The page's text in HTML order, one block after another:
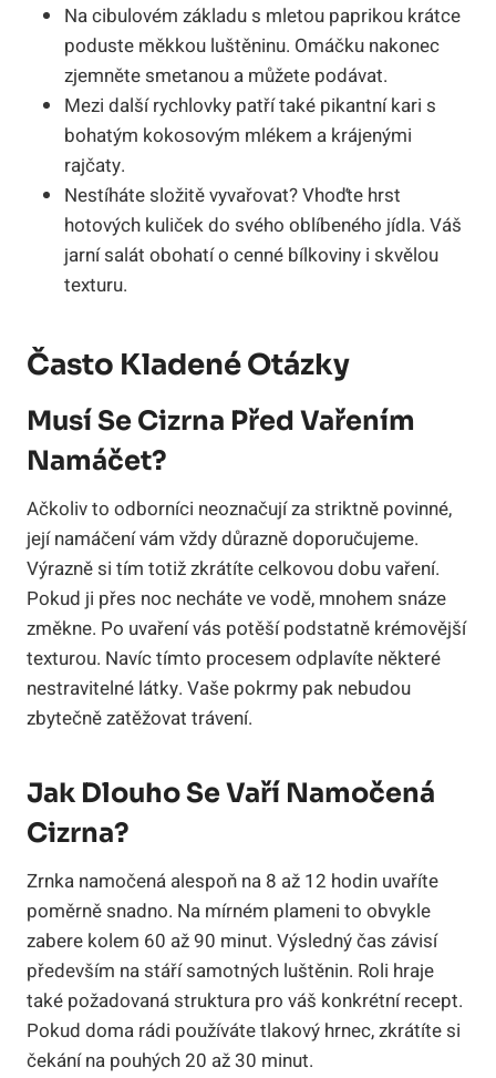
Na cibulovém základu s mletou paprikou krátce
poduste měkkou luštěninu. Omáčku nakonec
zjemněte smetanou a můžete podávat.
Mezi další rychlovky patří také pikantní kari s
bohatým kokosovým mlékem a krájenými
rajčaty.
Nestíháte složitě vyvařovat? Vhoďte hrst
hotových kuliček do svého oblíbeného jídla. Váš
jarní salát obohatí o cenné bílkoviny i skvělou
texturu.
Často Kladené Otázky
Musí Se Cizrna Před Vařením
Namáčet?
Ačkoliv to odborníci neoznačují za striktně povinné,
její namáčení vám vždy důrazně doporučujeme.
Výrazně si tím totiž zkrátíte celkovou dobu vaření.
Pokud ji přes noc necháte ve vodě, mnohem snáze
změkne. Po uvaření vás potěší podstatně krémovější
texturou. Navíc tímto procesem odplavíte některé
nestravitelné látky. Vaše pokrmy pak nebudou
zbytečně zatěžovat trávení.
Jak Dlouho Se Vaří Namočená
Cizrna?
Zrnka namočená alespoň na 8 až 12 hodin uvaříte
poměrně snadno. Na mírném plameni to obvykle
zabere kolem 60 až 90 minut. Výsledný čas závisí
především na stáří samotných luštěnin. Roli hraje
také požadovaná struktura pro váš konkrétní recept.
Pokud doma rádi používáte tlakový hrnec, zkrátíte si
čekání na pouhých 20 až 30 minut.